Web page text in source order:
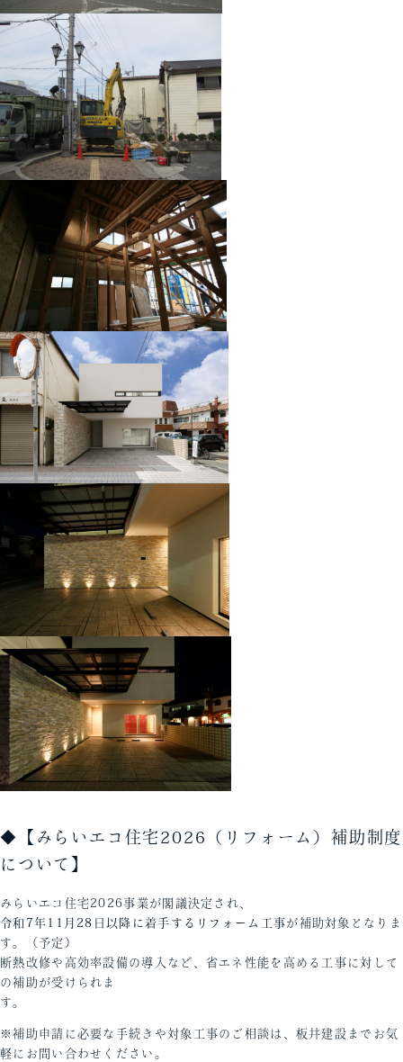
◆
【みらいエコ住宅2026（リフォーム）補助制度
について】
みらいエコ住宅2026事業が閣議決定され、
令和7年11月28日以降に着手するリフォーム工事が補助対象となりま
す。（予定）
断熱改修や高効率設備の導入など、省エネ性能を高める工事に対して
の補助が受けられま
す
※補助申請に必要な手続きや対象工事のご相談は、板井建設までお気
軽にお問い合わせください。